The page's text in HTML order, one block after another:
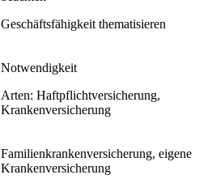
Geschäftsfähigkeit thematisieren
Notwendigkeit
Arten: Haftpflichtversicherung,
Krankenversicherung
Familienkrankenversicherung, eigene
Krankenversicherung